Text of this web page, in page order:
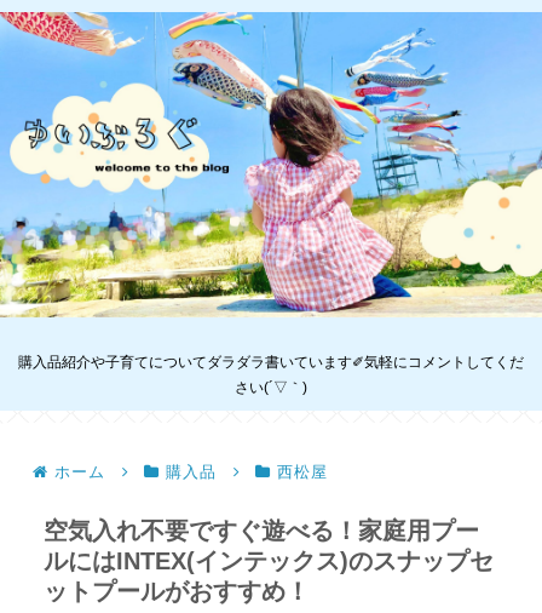
購入品紹介や子育てについてダラダラ書いています✐気軽にコメントしてくだ
さい(´▽｀)
ホーム 購入品 西松屋
空気入れ不要ですぐ遊べる！家庭用プー
ルにはINTEX(インテックス)のスナップセ
ットプールがおすすめ！